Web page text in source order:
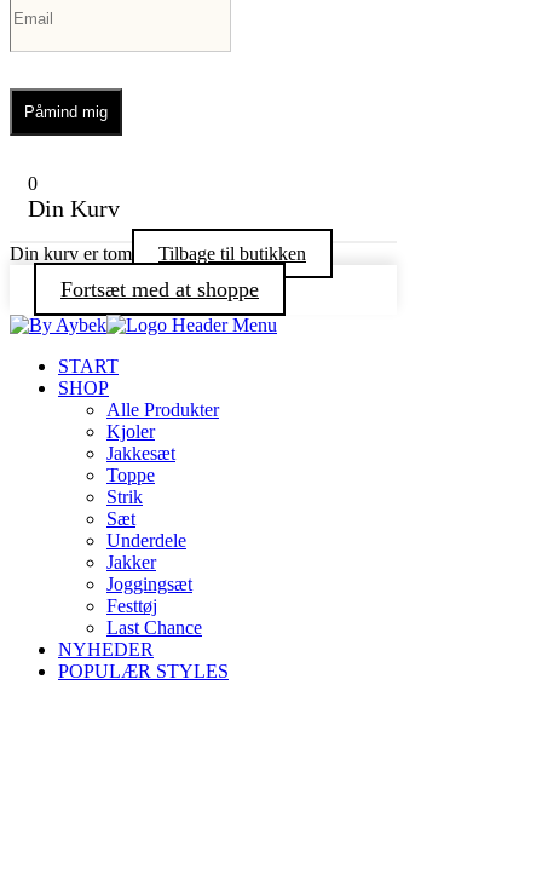
Påmind mig
0
Din Kurv
Din kurv er tom Tilbage til butikken
Fortsæt med at shoppe
START
SHOP
Alle Produkter
Kjoler
Jakkesæt
Toppe
Strik
Sæt
Underdele
Jakker
Joggingsæt
Festtøj
Last Chance
NYHEDER
POPULÆR STYLES